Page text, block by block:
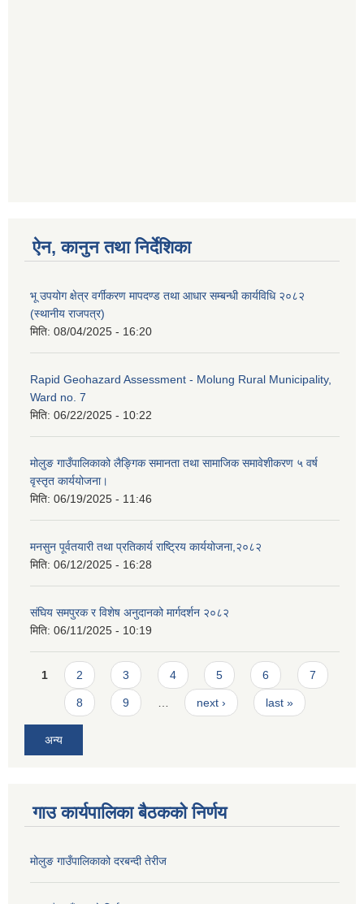
ऐन, कानुन तथा निर्देशिका
भू उपयोग क्षेत्र वर्गीकरण मापदण्ड तथा आधार सम्बन्धी कार्यविधि २०८२
(स्थानीय राजपत्र)
मिति: 08/04/2025 - 16:20
Rapid Geohazard Assessment - Molung Rural Municipality,
Ward no. 7
मिति: 06/22/2025 - 10:22
मोलुङ गाउँपालिकाको लैङ्गिक समानता तथा सामाजिक समावेशीकरण ५ वर्ष
वृस्तृत कार्ययोजना।
मिति: 06/19/2025 - 11:46
मनसुन पूर्वतयारी तथा प्रतिकार्य राष्ट्रिय कार्ययोजना,२०८२
मिति: 06/12/2025 - 16:28
संघिय समपुरक र विशेष अनुदानको मार्गदर्शन २०८२
मिति: 06/11/2025 - 10:19
Pages
1 2 3 4 5 6 7
8 9 next › last »
अन्य
गाउ कार्यपालिका बैठकको निर्णय
मोलुङ गाउँपालिकाको दरबन्दी तेरीज